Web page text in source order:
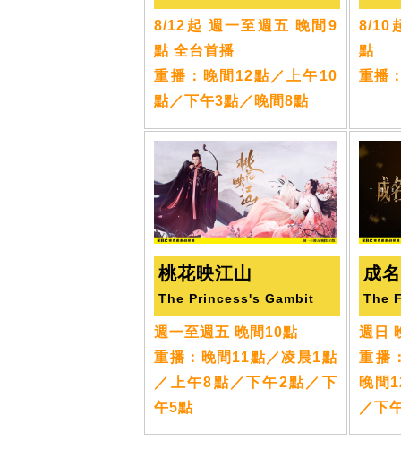
8/12起 週一至週五 晚間9
點 全台首播
重播：晚間12點／上午10
點／下午3點／晚間8點
8/10
點
重播
桃花映江山
The Princess's Gambit
週一至週五 晚間10點
重播：晚間11點／凌晨1點
／上午8點／下午2點／下
午5點
成
The
週日
重播
晚間
／下